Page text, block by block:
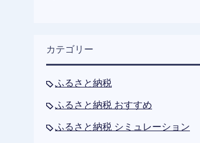
カテゴリー
ふるさと納税
ふるさと納税 おすすめ
ふるさと納税 シミュレーション